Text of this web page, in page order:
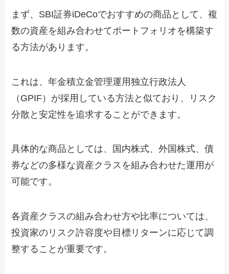
まず、SBI証券iDeCoでおすすめの商品として、複
数の資産を組み合わせてポートフォリオを構築す
る方法があります。
これは、年金積立金管理運用独立行政法人
（GPIF）が採用している方法と似ており、リスク
分散と安定性を追求することができます。
具体的な商品としては、国内株式、外国株式、債
券などの多様な資産クラスを組み合わせた運用が
可能です。
各資産クラスの組み合わせ方や比率については、
投資家のリスク許容度や目標リターンに応じて調
整することが重要です。